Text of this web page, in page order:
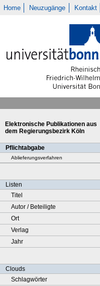
Home Neuzugänge Kontakt
Elektronische Publikationen aus
dem Regierungsbezirk Köln
Pflichtabgabe
Ablieferungsverfahren
Listen
Titel
Autor / Beteiligte
Ort
Verlag
Jahr
Clouds
Schlagwörter